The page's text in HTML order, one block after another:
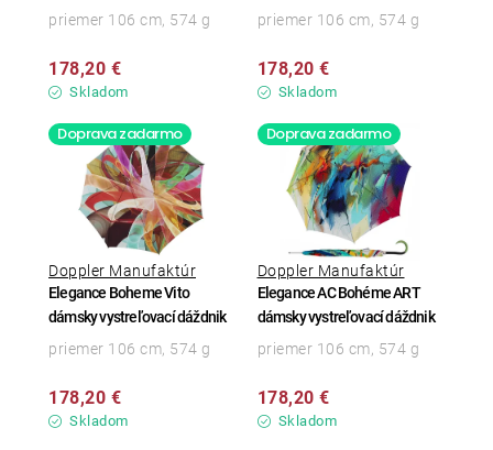
Skladom
178,20 €
priemer 106 cm, 574 g
Skladom
178,20 €
priemer 106 cm, 574 g
Doprava zadarmo
Elegance Boheme Vito
dámsky vystreľovací dáždnik
Doppler Manufaktúr
Skladom
178,20 €
priemer 106 cm, 574 g
Doprava zadarmo
Elegance AC Bohéme ART
dámsky vystreľovací dáždnik
Doppler Manufaktúr
Skladom
178,20 €
priemer 106 cm, 574 g